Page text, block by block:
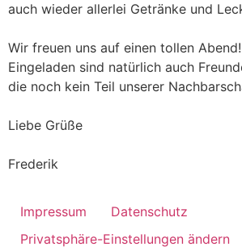
auch wieder allerlei Getränke und
Wir freuen uns auf einen tollen
Eingeladen sind natürlich auch
die noch kein Teil unserer
Liebe Grüße
Frederik
Impressum
Datenschutz
Privatsphäre-Einstellungen ändern